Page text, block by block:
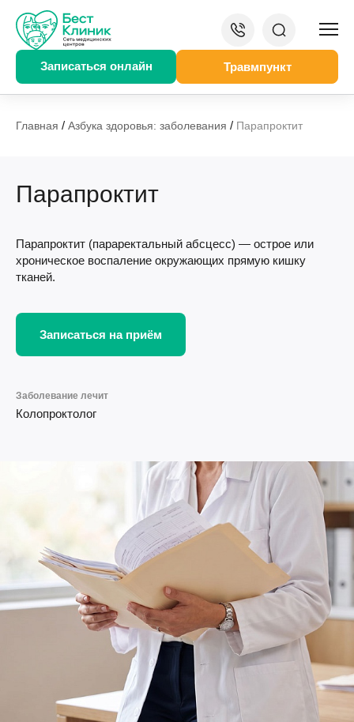
Записаться онлайн Травмпункт
Главная / Азбука здоровья: заболевания / Парапроктит
Парапроктит
Парапроктит (параректальный абсцесс) — острое или
хроническое воспаление окружающих прямую кишку
тканей.
Записаться на приём
Заболевание лечит
Колопроктолог